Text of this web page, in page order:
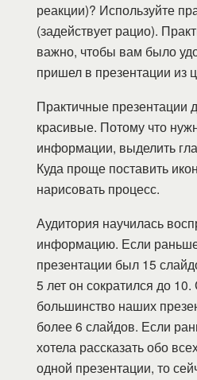
реакции)? Используйте
(задействует рацио).
важно, чтобы вам было
пришел в презентации из
Практичные презентации
красивые. Потому что
информации, выделить
Куда проще поставить
нарисовать процесс.
Аудитория научилась
информацию. Если
презентации был 15
5 лет он сократился до
большинство наших
более 6 слайдов. Если
хотела рассказать обо
одной презентации, то